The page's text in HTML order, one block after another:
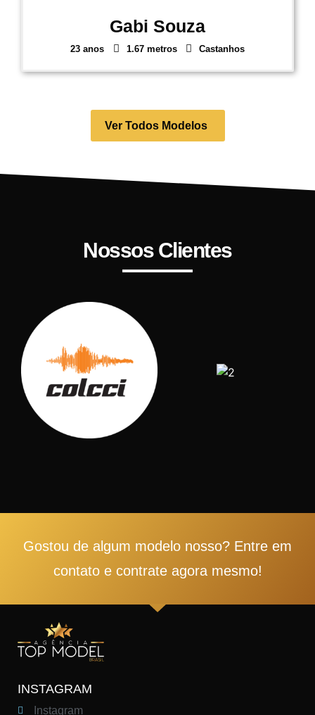
Gabi Souza
23 anos 1.67 metros Castanhos
Ver Todos Modelos
Nossos Clientes
Gostou de algum modelo nosso? Entre em
contato e contrate agora mesmo!
INSTAGRAM
Instagram